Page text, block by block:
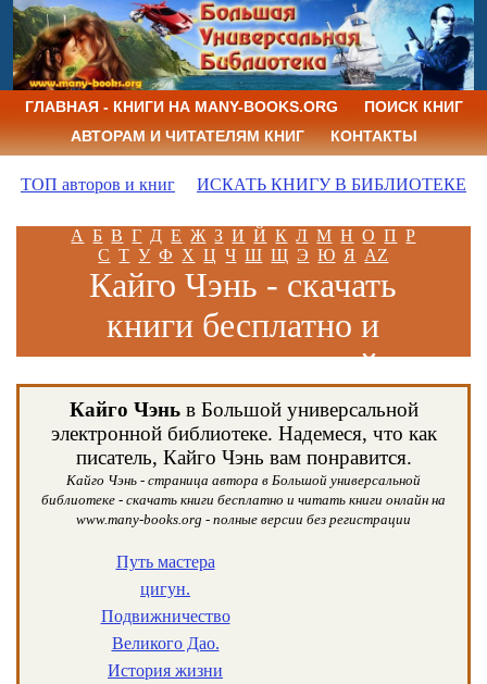
ГЛАВНАЯ - КНИГИ НА MANY-BOOKS.ORG
ПОИСК КНИГ
АВТОРАМ И ЧИТАТЕЛЯМ КНИГ
КОНТАКТЫ
ТОП авторов и книг ИСКАТЬ КНИГУ В БИБЛИОТЕКЕ
А Б В Г Д Е Ж З И Й К Л М Н О П Р
С Т У Ф Х Ц Ч Ш Щ Э Ю Я AZ
Кайго Чэнь - скачать
книги бесплатно и
читать книги онлайн
Кайго Чэньв Большой универсальной
электронной библиотеке. Надемеся, что как
писатель, Кайго Чэнь вам понравится.
Кайго Чэнь - страница автора в Большой универсальной
библиотеке - скачать книги бесплатно и читать книги онлайн на
www.many-books.org - полные версии без регистрации
Путь мастера
цигун.
Подвижничество
Великого Дао.
История жизни